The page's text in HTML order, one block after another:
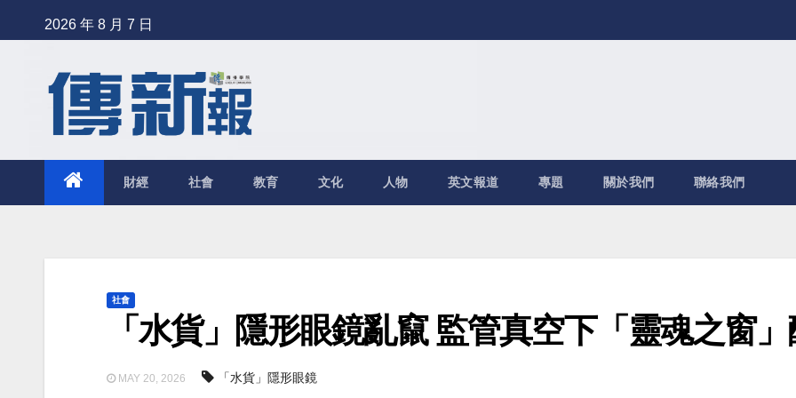
to
2026 年 8 月 7 日
財經 社會 教育 文化 人物 英文報道 專題 關於我們 聯絡我們
社會
「水貨」隱形眼鏡亂竄 監管真空下「靈魂之窗
MAY 20, 2026 「水貨」隱形眼鏡